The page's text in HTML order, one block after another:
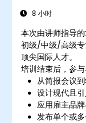
8 小时
本次由讲师指导
初级/中级/高级专
顶尖国际人才。
培训结束后，参与
从简报会议
设计现代且
应用雇主品
发布单个或